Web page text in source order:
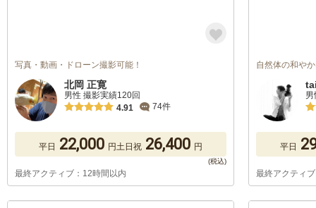
写真・動画・ドローン撮影可能！
北岡 正寛
男性 撮影実績120回
4.91
74件
平日 22,000 円土日祝 26,400 円
最終アクティブ：12時間以内
自然体の和や
平日
最終アクティ